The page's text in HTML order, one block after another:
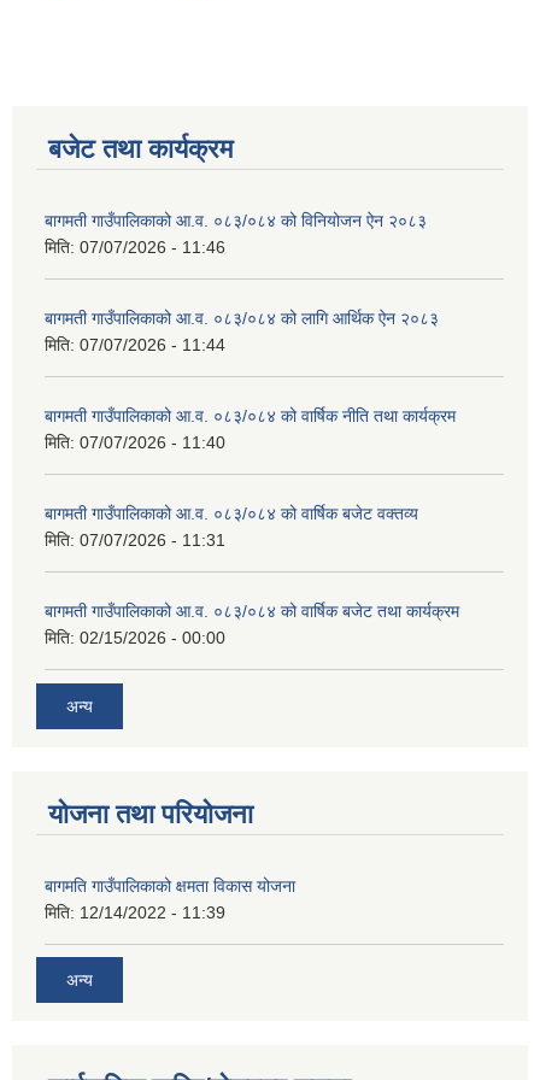
बजेट तथा कार्यक्रम
बागमती गाउँपालिकाको आ.व. ०८३/०८४ को विनियोजन ऐन २०८३
मिति: 07/07/2026 - 11:46
बागमती गाउँपालिकाको आ.व. ०८३/०८४ को लागि आर्थिक ऐन २०८३
मिति: 07/07/2026 - 11:44
बागमती गाउँपालिकाको आ.व. ०८३/०८४ को वार्षिक नीति तथा कार्यक्रम
मिति: 07/07/2026 - 11:40
बागमती गाउँपालिकाको आ.व. ०८३/०८४ को वार्षिक बजेट वक्तव्य
मिति: 07/07/2026 - 11:31
बागमती गाउँपालिकाको आ.व. ०८३/०८४ को वार्षिक बजेट तथा कार्यक्रम
मिति: 02/15/2026 - 00:00
अन्य
योजना तथा परियोजना
बागमति गाउँपालिकाको क्षमता विकास योजना
मिति: 12/14/2022 - 11:39
अन्य